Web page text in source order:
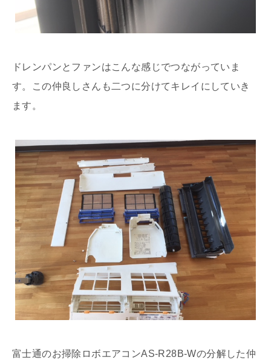
ドレンパンとファンはこんな感じでつながっていま
す。この仲良しさんも二つに分けてキレイにしていき
ます。
富士通のお掃除ロボエアコンAS-R28B-Wの分解した仲